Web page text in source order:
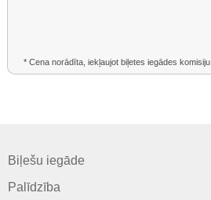
* Cena norādīta, iekļaujot biļetes iegādes komisiju
Biļešu iegāde
Palīdzība